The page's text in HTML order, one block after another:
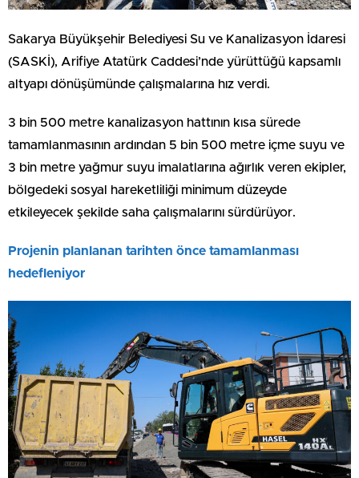
Sakarya Büyükşehir Belediyesi Su ve Kanalizasyon İdaresi
(SASKİ), Arifiye Atatürk Caddesi’nde yürüttüğü kapsamlı
altyapı dönüşümünde çalışmalarına hız verdi.
3 bin 500 metre kanalizasyon hattının kısa sürede
tamamlanmasının ardından 5 bin 500 metre içme suyu ve
3 bin metre yağmur suyu imalatlarına ağırlık veren ekipler,
bölgedeki sosyal hareketliliği minimum düzeyde
etkileyecek şekilde saha çalışmalarını sürdürüyor.
Projenin planlanan tarihten önce tamamlanması
hedefleniyor